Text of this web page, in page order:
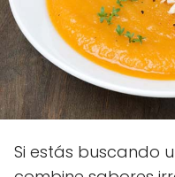
Si estás buscando